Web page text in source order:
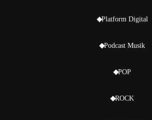
Platform Digital
Podcast Musik
POP
ROCK